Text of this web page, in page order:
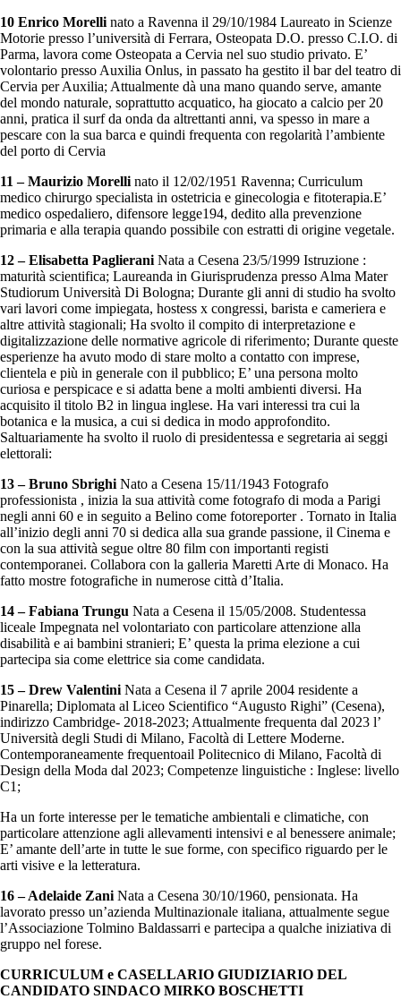
10 Enrico Morelli nato a Ravenna il 29/10/1984 Laureato in Scienze
Motorie presso l’università di Ferrara, Osteopata D.O. presso C.I.O. di
Parma, lavora come Osteopata a Cervia nel suo studio privato. E’
volontario presso Auxilia Onlus, in passato ha gestito il bar del teatro di
Cervia per Auxilia; Attualmente dà una mano quando serve, amante
del mondo naturale, soprattutto acquatico, ha giocato a calcio per 20
anni, pratica il surf da onda da altrettanti anni, va spesso in mare a
pescare con la sua barca e quindi frequenta con regolarità l’ambiente
del porto di Cervia
11 – Maurizio Morelli nato il 12/02/1951 Ravenna; Curriculum
medico chirurgo specialista in ostetricia e ginecologia e fitoterapia.E’
medico ospedaliero, difensore legge194, dedito alla prevenzione
primaria e alla terapia quando possibile con estratti di origine vegetale.
12 – Elisabetta Paglierani Nata a Cesena 23/5/1999 Istruzione :
maturità scientifica; Laureanda in Giurisprudenza presso Alma Mater
Studiorum Università Di Bologna; Durante gli anni di studio ha svolto
vari lavori come impiegata, hostess x congressi, barista e cameriera e
altre attività stagionali; Ha svolto il compito di interpretazione e
digitalizzazione delle normative agricole di riferimento; Durante queste
esperienze ha avuto modo di stare molto a contatto con imprese,
clientela e più in generale con il pubblico; E’ una persona molto
curiosa e perspicace e si adatta bene a molti ambienti diversi. Ha
acquisito il titolo B2 in lingua inglese. Ha vari interessi tra cui la
botanica e la musica, a cui si dedica in modo approfondito.
Saltuariamente ha svolto il ruolo di presidentessa e segretaria ai seggi
elettorali:
13 – Bruno Sbrighi Nato a Cesena 15/11/1943 Fotografo
professionista , inizia la sua attività come fotografo di moda a Parigi
negli anni 60 e in seguito a Belino come fotoreporter . Tornato in Italia
all’inizio degli anni 70 si dedica alla sua grande passione, il Cinema e
con la sua attività segue oltre 80 film con importanti registi
contemporanei. Collabora con la galleria Maretti Arte di Monaco. Ha
fatto mostre fotografiche in numerose città d’Italia.
14 – Fabiana Trungu Nata a Cesena il 15/05/2008. Studentessa
liceale Impegnata nel volontariato con particolare attenzione alla
disabilità e ai bambini stranieri; E’ questa la prima elezione a cui
partecipa sia come elettrice sia come candidata.
15 – Drew Valentini Nata a Cesena il 7 aprile 2004 residente a
Pinarella; Diplomata al Liceo Scientifico “Augusto Righi” (Cesena),
indirizzo Cambridge- 2018-2023; Attualmente frequenta dal 2023 l’
Università degli Studi di Milano, Facoltà di Lettere Moderne.
Contemporaneamente frequentoail Politecnico di Milano, Facoltà di
Design della Moda dal 2023; Competenze linguistiche : Inglese: livello
C1;
Ha un forte interesse per le tematiche ambientali e climatiche, con
particolare attenzione agli allevamenti intensivi e al benessere animale;
E’ amante dell’arte in tutte le sue forme, con specifico riguardo per le
arti visive e la letteratura.
16 – Adelaide Zani Nata a Cesena 30/10/1960, pensionata. Ha
lavorato presso un’azienda Multinazionale italiana, attualmente segue
l’Associazione Tolmino Baldassarri e partecipa a qualche iniziativa di
gruppo nel forese.
CURRICULUM e CASELLARIO GIUDIZIARIO DEL
CANDIDATO SINDACO MIRKO BOSCHETTI